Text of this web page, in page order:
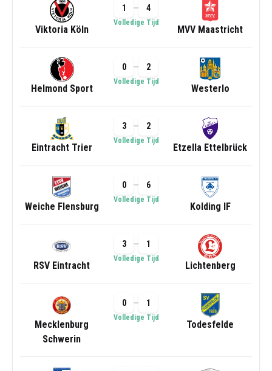
Viktoria Köln
1 4
Volledige Tijd
MVV Maastricht
Helmond Sport
0 2
Volledige Tijd
Westerlo
Eintracht Trier
3 2
Volledige Tijd
Etzella Ettelbrück
Weiche Flensburg
0 6
Volledige Tijd
Kolding IF
RSV Eintracht
3 1
Volledige Tijd
Lichtenberg
Mecklenburg
Schwerin
0 1
Volledige Tijd
Todesfelde